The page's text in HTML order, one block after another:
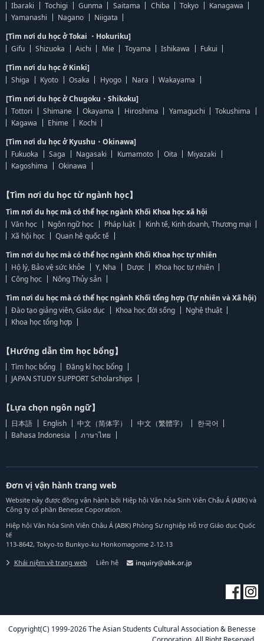
Ibaraki
Tochigi Gunma Saitama Chiba Tokyo
Kanagawa
Yamanashi
Nagano
Niigata
[Tìm nơi du học ở Tokai ・Hokuriku]
Gifu
Shizuoka Aichi Mie Toyama Ishikawa
Fukui
[Tìm nơi du học ở Kinki]
Shiga
Kyoto Osaka Hyogo Nara
Wakayama
[Tìm nơi du học ở Chugoku・Shikoku]
Tottori
Shimane Okayama Hiroshima Yamaguchi
Tokushima
Kagawa
Ehime
Kochi
[Tìm nơi du học ở Kyushu・Okinawa]
Fukuoka
Saga Nagasaki Kumamoto Oita
Miyazaki
Kagoshima
Okinawa
【Tìm nơi du học từ ngành học】
Tìm nơi du học mà có thể học ngành Khối Khoa học xã hội
Văn học
Ngôn ngữ học Pháp luật
Kinh tế, Kinh doanh, Thương mại
Xã hội học
Quan hệ quốc tế
Tìm nơi du học mà có thể học ngành Khối Khoa học tự nhiên
Hộ lý, Bảo vệ sức khỏe
Y, Nha Dược
Khoa học tự nhiên
Công học
Nông Thủy sản
Tìm nơi du học mà có thể học ngành Khối tổng hợp (Tự nhiên và Xã hội)
Đào tạo giảng viên, Giáo dục
Khoa học đời sống
Nghệ thuật
Khoa học tổng hợp
【Hướng dẫn tìm học bổng】
Tìm học bổng
Đăng kí học bổng
JAPAN STUDY SUPPORT Scholarships
【Lựa chọn ngôn ngữ】
日本語 English 中文（简体字） 中文（繁體字）
한국어
Bahasa Indonesia
ภาษาไทย
Đơn vị vận hành trang web
Website này được đồng vận hành bởi Hiệp hội Văn hóa Sinh Viên Châu Á (ABK) và
Công ty cổ phần Benesse Coporation.
Hiệp hội Văn hóa Sinh Viên Châu Á (ABK) Phòng Sự nghiệp Hỗ trợ Giáo dục Quốc
tế
113-8642, Tokyo-to Bunkyo-ku Honkomagome 2-12-13
Khái niệm về trang web Liên hệ
Copyright(C) 1999-2026 The Asian Students Cultural Association & Benesse